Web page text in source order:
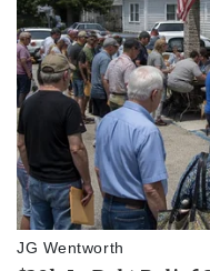
Kinh tế
Bất động sản
Khởi nghiệp